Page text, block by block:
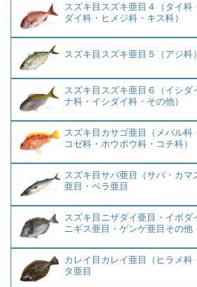
スズキ目スズキ亜目４（タイ科
ダイ科・ヒメジ科・キス科）
スズキ目スズキ亜目５（アジ科）
スズキ目スズキ亜目６（イシダ
ナ科・イシダイ科・その他）
スズキ目カサゴ亜目（メバル科
コゼ科・ホウボウ科・コチ科）
スズキ目サバ亜目（サバ・カマ
亜目・ベラ亜目
スズキ目ニザダイ亜目・イボダ
ニギス亜目・ゲンゲ亜目その他
カレイ目カレイ亜目（ヒラメ科
タ亜目